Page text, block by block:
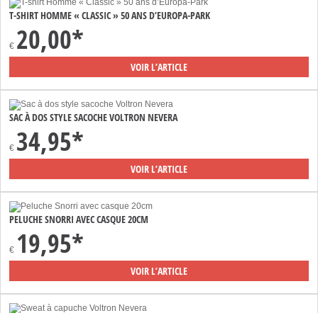
T-SHIRT HOMME « CLASSIC » 50 ANS D’EUROPA-PARK
€ 20,00*
VOIR L’ARTICLE
SAC À DOS STYLE SACOCHE VOLTRON NEVERA
€ 34,95*
VOIR L’ARTICLE
PELUCHE SNORRI AVEC CASQUE 20CM
€ 19,95*
VOIR L’ARTICLE